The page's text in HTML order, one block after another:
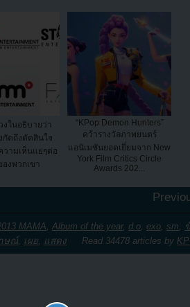
งในอธิบายว่า
กัดถึงตัดสินใจ
วามเห็นแย่ๆต่อ
งพวกเขา
“KPop Demon Hunters”
คว้ารางวัลภาพยนตร์
แอนิเมชันยอดเยี่ยมจาก New
York Film Critics Circle
Awards 202...
MAMA, Album of the year, d.o, exo, sm,
ษณ์, เผย, แสดง Read 34478 articles by